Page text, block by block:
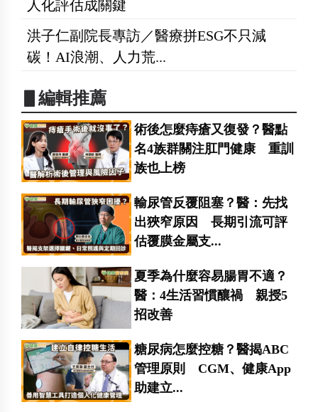
人化評估成關鍵
洪子仁副院長專訪／醫療拼ESG不只減
碳！AI浪潮、人力荒...
▋編輯推薦
術後怎麼痔瘡又復發？醫點
名4族群關注肛門健康 重訓
族也上榜
輸尿管反覆阻塞？醫：先找
出狹窄原因 長期引流可評
估覆膜金屬支...
夏季為什麼容易腸胃不適？
醫：4生活習慣釀禍 親授5
招改善
糖尿病怎麼控糖？醫揭ABC
管理原則 CGM、健康App
助建立...